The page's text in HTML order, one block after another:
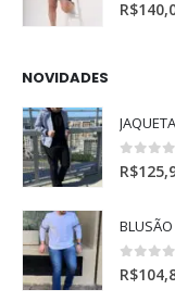
5.00de
R$
NOVIDADES
0 de 5
R$
0 de 5
R$